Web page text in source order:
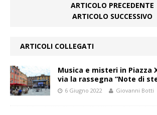
ARTICOLO PRECEDENTE
ARTICOLO SUCCESSIVO
ARTICOLI COLLEGATI
Musica e misteri in Piazza
via la rassegna “Note di
6 Giugno 2022 Giovanni Botti